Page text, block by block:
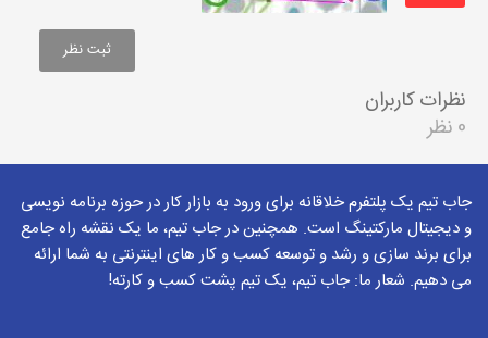
نظرات کاربران
0 نظر
جاب تیم یک پلتفرم خلاقانه برای ورود به بازار کار در حوزه برنامه نویسی
و دیجیتال مارکتینگ است. همچنین در جاب تیم، ما یک نقشه راه جامع
برای برند سازی و رشد و توسعه کسب و کار های اینترنتی به شما ارائه
می دهیم. شعار ما: جاب تیم، یک تیم پشت کسب و کارته!